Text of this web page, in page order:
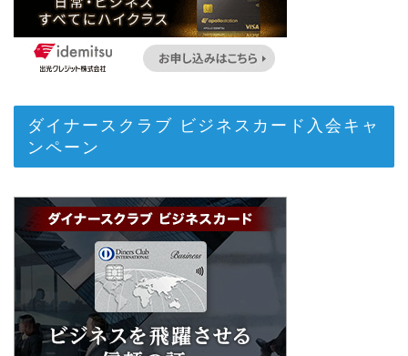
ダイナースクラブ ビジネスカード入会キャ
ンペーン